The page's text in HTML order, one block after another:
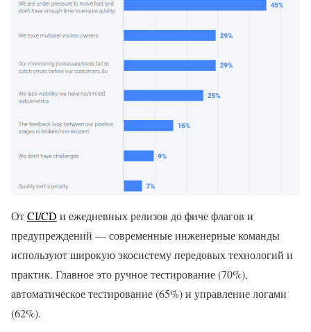
ОтCI/CD и ежедневных релизов до фиче флагов и
предупреждений — современные инженерные команды
используют широкую экосистему передовых технологий и
практик. Главное это ручное тестирование (70%),
автоматическое тестирование (65%) и управление логами
(62%).